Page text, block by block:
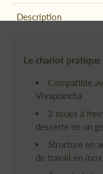
Description
Le chariot
Compatible
Vivaplancha
2 roues à
desserte en un
Structure en
de travail en